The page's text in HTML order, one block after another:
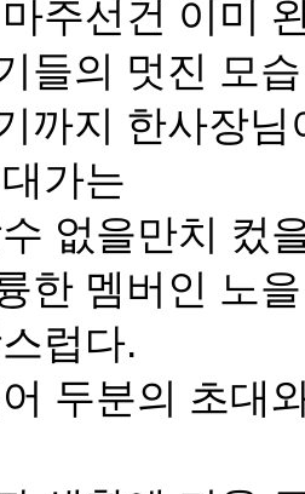
주선건 이미
들의 멋진 모
까지 한사장
가는
없을만치 컸
한 멤버인 노
럽다.
두분의 초대